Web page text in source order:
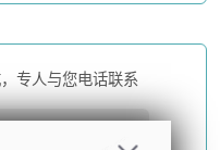
专人与您电话联系